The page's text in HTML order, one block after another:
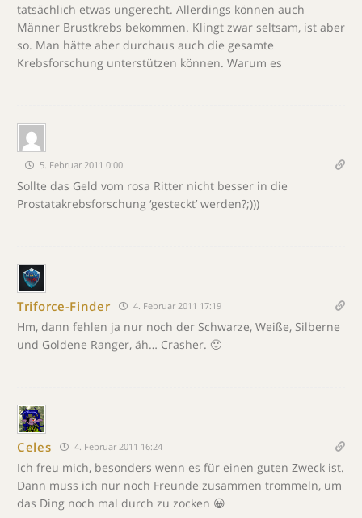
tatsächlich etwas ungerecht. Allerdings können auch
Männer Brustkrebs bekommen. Klingt zwar seltsam, ist aber
so. Man hätte aber durchaus auch die gesamte
Krebsforschung unterstützen können. Warum es
5. Februar 2011 0:00
Sollte das Geld vom rosa Ritter nicht besser in die
Prostatakrebsforschung ‘gesteckt’ werden?;)))
Triforce-Finder 4. Februar 2011 17:19
Hm, dann fehlen ja nur noch der Schwarze, Weiße, Silberne
und Goldene Ranger, äh… Crasher. 🙂
Celes 4. Februar 2011 16:24
Ich freu mich, besonders wenn es für einen guten Zweck ist.
Dann muss ich nur noch Freunde zusammen trommeln, um
das Ding noch mal durch zu zocken 😀